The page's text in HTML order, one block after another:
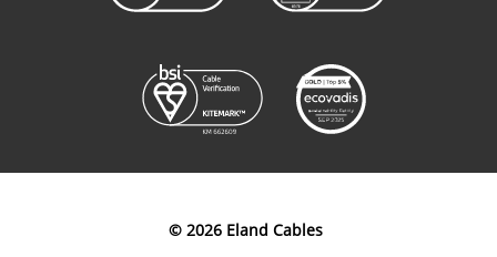
© 2026 Eland Cables